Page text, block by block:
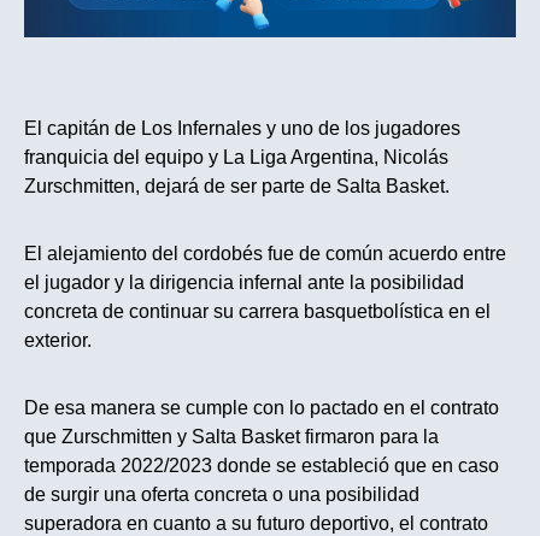
El capitán de Los Infernales y uno de los jugadores
franquicia del equipo y La Liga Argentina, Nicolás
Zurschmitten, dejará de ser parte de Salta Basket.
El alejamiento del cordobés fue de común acuerdo entre
el jugador y la dirigencia infernal ante la posibilidad
concreta de continuar su carrera basquetbolística en el
exterior.
De esa manera se cumple con lo pactado en el contrato
que Zurschmitten y Salta Basket firmaron para la
temporada 2022/2023 donde se estableció que en caso
de surgir una oferta concreta o una posibilidad
superadora en cuanto a su futuro deportivo, el contrato